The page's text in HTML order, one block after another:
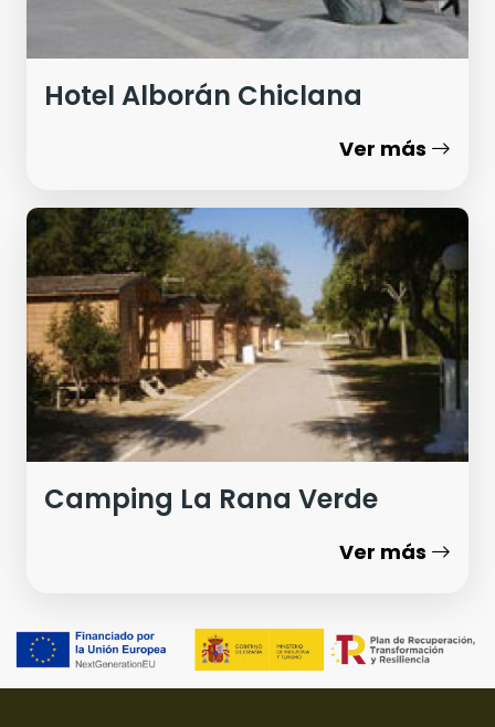
Hotel Alborán Chiclana
Ver más
Camping La Rana Verde
Ver más